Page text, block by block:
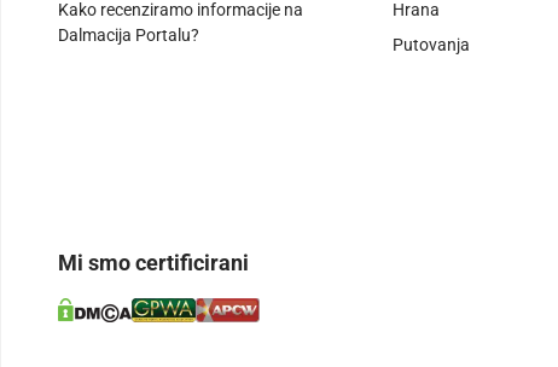
Kako recenziramo informacije na
Dalmacija Portalu?
Hrana
Putovanja
Mi smo certificirani